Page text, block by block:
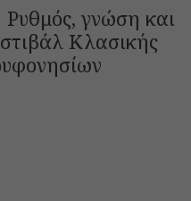
γνώση και
Κλασικής